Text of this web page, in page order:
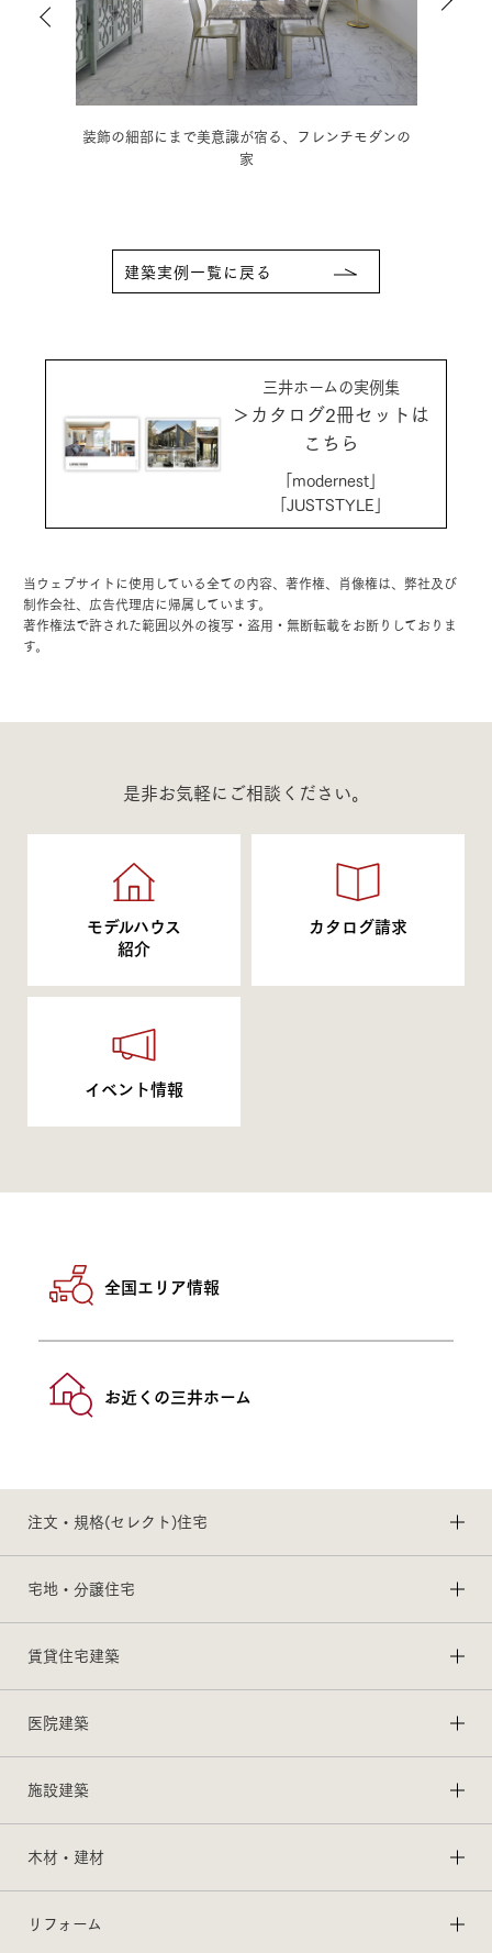
装飾の細部にまで美意識が宿る、フレンチモダンの
家
建築実例一覧に戻る
三井ホームの実例集
＞カタログ2冊セットは
こちら
「modernest」
「JUSTSTYLE」
当ウェブサイトに使用している全ての内容、著作権、肖像権は、弊社及び
制作会社、広告代理店に帰属しています。
著作権法で許された範囲以外の複写・盗用・無断転載をお断りしておりま
す。
是非お気軽にご相談ください。
モデルハウス
紹介
カタログ請求
イベント情報
全国エリア情報
お近くの三井ホーム
注文・規格(セレクト)住宅
宅地・分譲住宅
賃貸住宅建築
医院建築
施設建築
木材・建材
リフォーム